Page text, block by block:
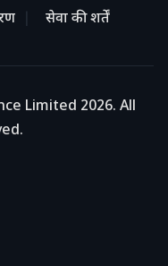
सेवा की शर्तें
Limited 2026. All